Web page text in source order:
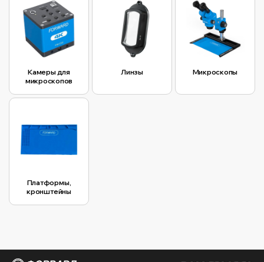
Камеры для
микроскопов
Линзы Микроскопы
Платформы,
кронштейны